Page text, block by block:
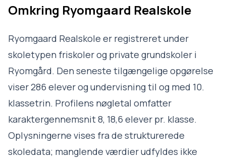
Omkring Ryomgaard Realskole
Ryomgaard Realskole er registreret under
skoletypen friskoler og private grundskoler i
Ryomgård. Den seneste tilgængelige opgørelse
viser 286 elever og undervisning til og med 10.
klassetrin. Profilens nøgletal omfatter
karaktergennemsnit 8, 18,6 elever pr. klasse.
Oplysningerne vises fra de strukturerede
skoledata; manglende værdier udfyldes ikke